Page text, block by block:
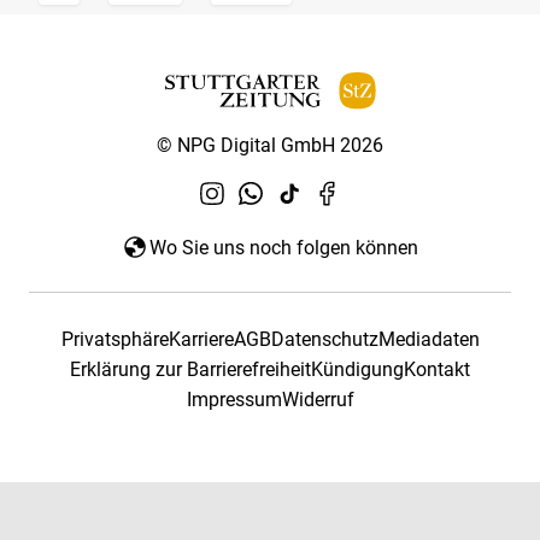
© NPG Digital GmbH 2026
Wo Sie uns noch folgen können
PrivatsphäreKarriereAGBDatenschutzMediadaten
Erklärung zur BarrierefreiheitKündigungKontakt
ImpressumWiderruf